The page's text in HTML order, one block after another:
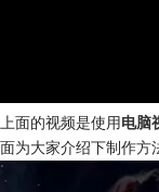
上面的视频是使用电脑
面为大家介绍下制作方